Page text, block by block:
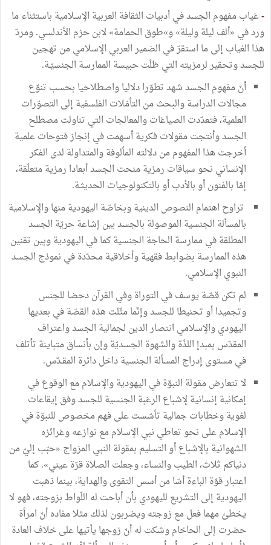
-غياب مفهوم الجسد في أدبيات الثقافة العربية الإسلامية باستثناء ما
ورد في «ألف ليلة وليلة» و»طوق الحمامة» لابن حزم الأندلسي. ومردّ
هذا الغياب إلى ما استقرّ في الضمير العربي الإسلامي من تهجين
للجسد وتحقير لرمزيته التي ظلّت حبيسة الممارسة الجنسيّـة.
أنّ مفهوم الجسد شهد تطوّرا دلاليا واصطلاحيا بحسب تنوّع
مجالات الدراسة والبحث من التأمّلات الفلسفية إلى التصوّرات
العلمية، فتعدّدت الصياغات والمعالجات التي تناولت مصطلح
الجسد وأنتجت مقولات فكرية أسهمت في إنجاز فتوحات علمية
أخرجت هذا المفهوم من دلالته المألوفة والمتداولة لدى الفكر
الإنساني نحو سياقات رمزية منحت الجسد أبعادا رمزية متعلّقة،
إمّا بالفنون أو بالأدب أو بالتكنولوجيات الحديثـة.
تراوح اهتمام النصوص الدينية وبخاصّة اليهودية منها والإسلامية
بالمسألة الجنسية الموصولة بالجسد بين إشاعة حريّة الجسد
المطلقة في ممارسة الحاجة الجنسية كما في اليهودية وبين تقنين
هذه الممارسة بضوابط فقهية وأخلاقية محدّدة في نموذج الجسد
النبوي الإسلامي.
لم تكن قصّة يوسف في التوراة وفي القرآن دحضا للجنس
وتجميدا أو تحنيطا للجسد وإنّما مثّلت هذه القصّة في بعديها
اليهودي والإسلامي انتصار الدين لجمالية الجسد واعتراف
المقدّس بمبدإ اللذّة والشهوة الجسديّة وإن بأنساق متباينة تأتلف
في مستوى إدراج المسألة الجنسية داخل دائرة المقـدّس.
لا تتعارض مقولة النبوّة في اليهودية والإسلام مع الوقوع في
إمكانية إنسانية لإشباع الرغبة الجنسية للجسد وفق إيقاعات
لغوية وخطابات جمالية تأسّست على فهم مخصوص للنبوّة في
الإسلام على نحو تعاطي نبي الإسلام مع نوازعه وغرائزه
الشهوانية بالإشباع أو التسليم بمقولة النبي المزواج «حبّب إليّ من
دنياكم ثلاث، الطيب والنساء، وجعلت الصلاة قرّة عيني». كما
اعتبار قوّة الباءة أسّا من أسس التقوى والهداية، بينما ذهبت
اليهودية إلى التشريع لليهودي بأن أباحت له اللّواط بزوجته، فهو لا
يخطئ مهما فعل مع زوجته ويضربون لذلك مثلا مفاده أنّ امرأة
حضرت إلى الحاخام وشكت له أنّ زوجها يأتيها على خلاف العادة